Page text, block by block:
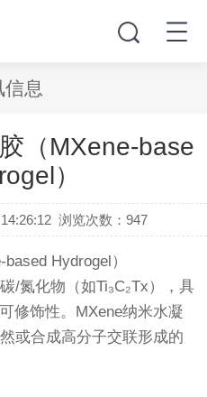
信息
（MXene-base
）
浏览次数：947
Hydrogel）
/氮化物（如Ti₃C₂Tx），具
修饰性。MXene纳米水凝
或合成高分子交联形成的